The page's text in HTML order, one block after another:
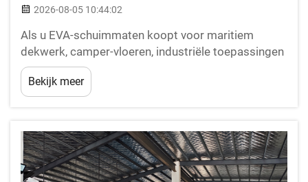
2026-08-05 10:44:02
Als u EVA-schuimmaten koopt voor maritiem
dekwerk, camper-vloeren, industriële toepassingen
of op maat gemaakte CNC-bewerking, kan het
kiezen van de juiste leverancier u duizenden dollars
besparen – en talloze hoofdpijn voorkomen. Op het
Bekijk meer